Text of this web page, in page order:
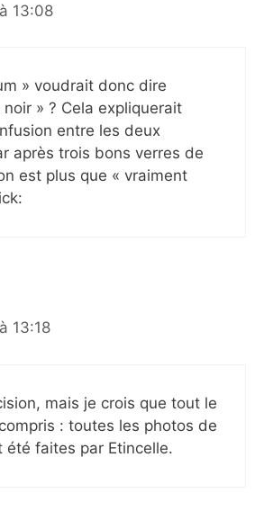
13:08
» voudrait donc dire
» ? Cela expliquerait
entre les deux
après trois bons verres de
est plus que « vraiment
13:18
mais je crois que tout le
: toutes les photos de
été faites par Etincelle.